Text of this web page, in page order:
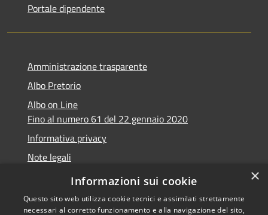
Portale dipendente
Amministrazione trasparente
Albo Pretorio
Albo on Line
Fino al numero 61 del 22 gennaio 2020
Informativa privacy
Note legali
Dichiarazione di accessibilità
×
Informazioni sui cookie
Questo sito web utilizza cookie tecnici e assimilati strettamente
necessari al corretto funzionamento e alla navigazione del sito,